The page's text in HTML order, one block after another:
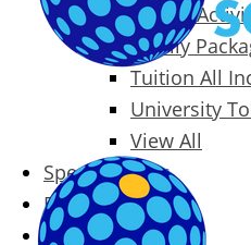
Packages &
Family
Tuition All
University
View All
Special Offers
Prices
Blog